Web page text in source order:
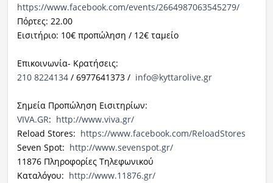
https://www.facebook.com/events/2664987063545279/
Πόρτες: 22.00
Εισιτήριο: 10€ προπώληση / 12€ ταμείο
Επικοινωνία- Κρατήσεις:
210 8224134/ 6977641373 / info@kyttarolive.gr
Σημεία Προπώληση Εισιτηρίων:
VIVA.GR: http://www.viva.gr/
Reload Stores: https://www.facebook.com/ReloadStores
Seven Spot: http://www.sevenspot.gr/
11876 Πληροφορίες Τηλεφωνικού
Καταλόγου: http://www.11876.gr/